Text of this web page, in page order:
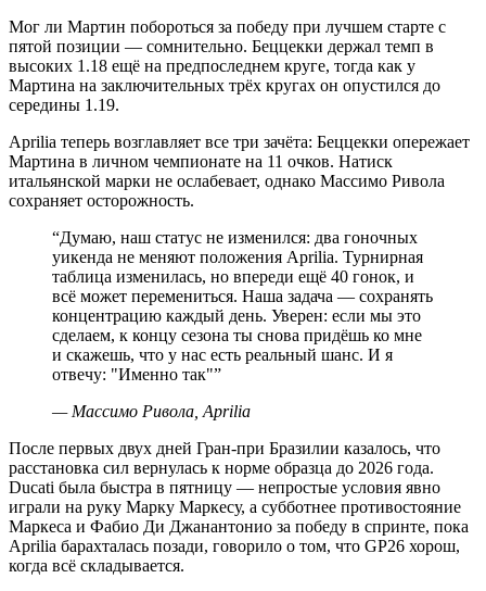
Мог ли Мартин побороться за победу при лучшем старте с
пятой позиции — сомнительно. Беццекки держал темп в
высоких 1.18 ещё на предпоследнем круге, тогда как у
Мартина на заключительных трёх кругах он опустился до
середины 1.19.
Aprilia теперь возглавляет все три зачёта: Беццекки опережает
Мартина в личном чемпионате на 11 очков. Натиск
итальянской марки не ослабевает, однако Массимо Ривола
сохраняет осторожность.
“Думаю, наш статус не изменился: два гоночных
уикенда не меняют положения Aprilia. Турнирная
таблица изменилась, но впереди ещё 40 гонок, и
всё может перемениться. Наша задача — сохранять
концентрацию каждый день. Уверен: если мы это
сделаем, к концу сезона ты снова придёшь ко мне
и скажешь, что у нас есть реальный шанс. И я
отвечу: "Именно так"”
— Массимо Ривола, Aprilia
После первых двух дней Гран-при Бразилии казалось, что
расстановка сил вернулась к норме образца до 2026 года.
Ducati была быстра в пятницу — непростые условия явно
играли на руку Марку Маркесу, а субботнее противостояние
Маркеса и Фабио Ди Джанантонио за победу в спринте, пока
Aprilia барахталась позади, говорило о том, что GP26 хорош,
когда всё складывается.